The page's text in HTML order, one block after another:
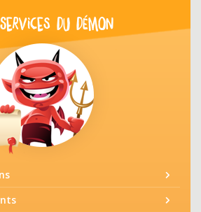
DU DÉMON